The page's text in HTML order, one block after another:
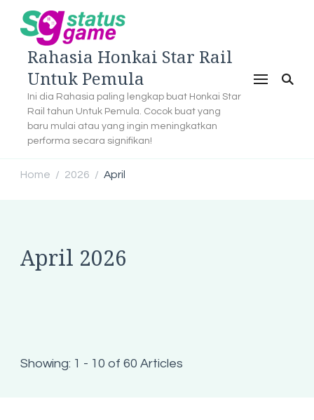
Rahasia Honkai Star Rail
Untuk Pemula
Ini dia Rahasia paling lengkap buat Honkai Star
Rail tahun Untuk Pemula. Cocok buat yang
baru mulai atau yang ingin meningkatkan
performa secara signifikan!
Home / 2026 / April
April 2026
Showing: 1 - 10 of 60 Articles